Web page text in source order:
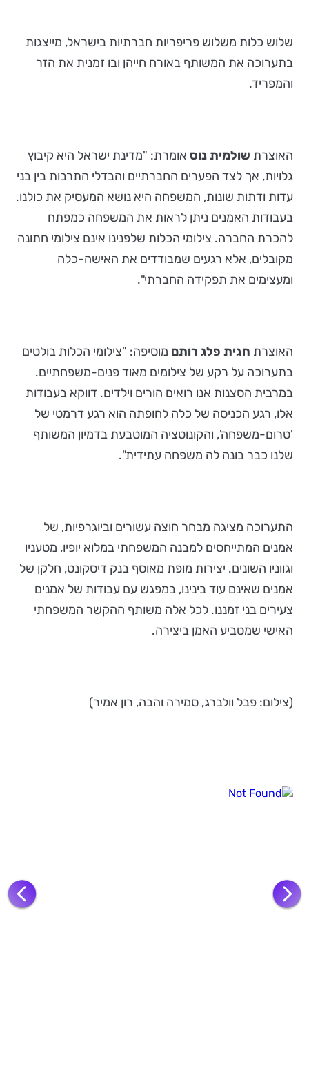
שלוש כלות משלוש פריפריות חברתיות בישראל, מייצגות
בתערוכה את המשותף באורח חייהן ובו זמנית את הזר
והמפריד.
האוצרת שולמית נוס אומרת: "מדינת ישראל היא קיבוץ
גלויות, אך לצד הפערים החברתיים והבדלי התרבות בין בני
עדות ודתות שונות, המשפחה היא נושא המעסיק את כולנו.
בעבודות האמנים ניתן לראות את המשפחה כמפתח
להכרת החברה. צילומי הכלות שלפנינו אינם צילומי חתונה
מקובלים, אלא רגעים שמבודדים את האישה-כלה
ומעצימים את תפקידה החברתי".
האוצרת חגית פלג רותם מוסיפה: "צילומי הכלות בולטים
בתערוכה על רקע של צילומים מאוד פנים-משפחתיים.
במרבית הסצנות אנו רואים הורים וילדים. דווקא בעבודות
אלו, רגע הכניסה של כלה לחופתה הוא רגע דרמטי של
'טרום-משפחה', והקונוטציה המוטבעת בדמיון המשותף
שלנו כבר בונה לה משפחה עתידית".
התערוכה מציגה מבחר חוצה עשורים וביוגרפיות, של
אמנים המתייחסים למבנה המשפחתי במלוא יופיו, מטעניו
וגווניו השונים. יצירות מופת מאוסף בנק דיסקונט, חלקן של
אמנים שאינם עוד בינינו, במפגש עם עבודות של אמנים
צעירים בני זמננו. לכל אלה משותף ההקשר המשפחתי
האישי שמטביע האמן ביצירה.
(צילום: פבל וולברג, סמירה והבה, רון אמיר)